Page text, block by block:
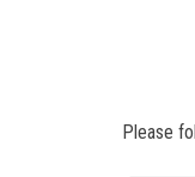
Please